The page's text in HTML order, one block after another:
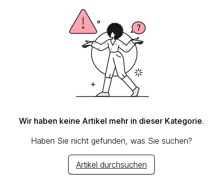
Wir haben keine Artikel mehr in dieser Kategorie.
Haben Sie nicht gefunden, was Sie suchen?
Artikel durchsuchen